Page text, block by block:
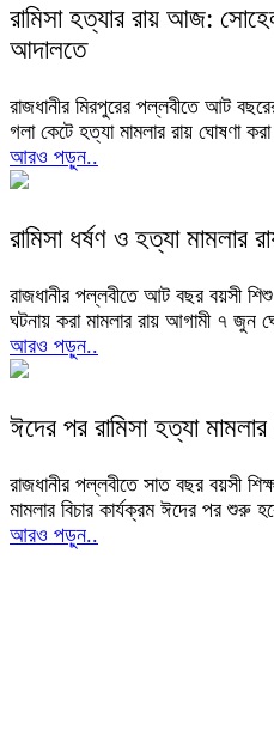
রামিসা হত্যার রায় আজ:
আদালতে
রাজধানীর মিরপুরের পল্লবীতে আট
গলা কেটে হত্যা মামলার রায় ঘোষণা
আরও পড়ুন..
রামিসা ধর্ষণ ও হত্যা মামলার
রাজধানীর পল্লবীতে আট বছর বয়সী
ঘটনায় করা মামলার রায় আগামী ৭ জুন
আরও পড়ুন..
ঈদের পর রামিসা হত্যা
রাজধানীর পল্লবীতে সাত বছর বয়সী
মামলার বিচার কার্যক্রম ঈদের পর শুরু
আরও পড়ুন..